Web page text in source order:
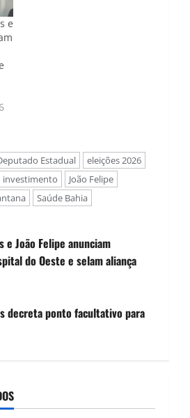
e
Estadual
eleições 2026
investimento
João Felipe
Saúde Bahia
João Felipe anunciam
do Oeste e selam aliança
decreta ponto facultativo para